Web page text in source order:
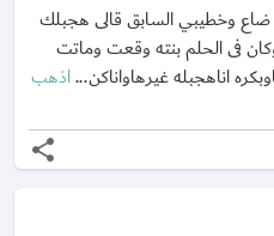
ضاع وخطيبي السابق قالى هجبلك
فى الحلم بنته وقعت وماتت
اناهجبله غيرهاواناكن...اذهب
share